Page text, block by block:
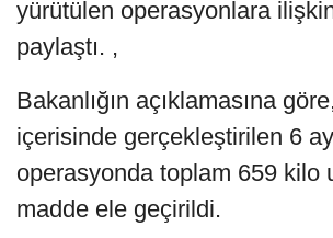
yürütülen operasyonlara
paylaştı. ,
Bakanlığın açıklamasına
içerisinde gerçekleştirilen 6
operasyonda toplam 659 kilo
madde ele geçirildi.